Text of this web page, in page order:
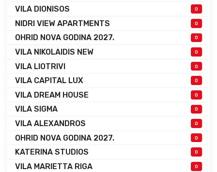
VILA DIONISOS 0
NIDRI VIEW APARTMENTS 0
OHRID NOVA GODINA 2027. 0
VILA NIKOLAIDIS NEW 0
VILA LIOTRIVI 0
VILA CAPITAL LUX 0
VILA DREAM HOUSE 0
VILA SIGMA 0
VILA ALEXANDROS 0
OHRID NOVA GODINA 2027. 0
KATERINA STUDIOS 0
VILA MARIETTA RIGA 0